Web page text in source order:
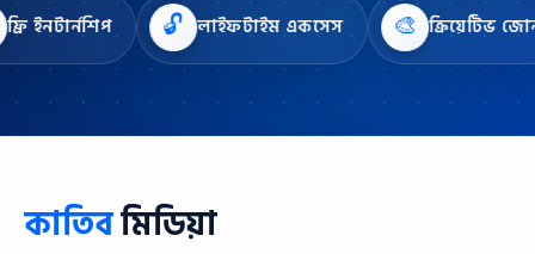
🔓 লাইফটাইম একসেস 🎨 ক্রিয়েটিভ জোন
কাতিবমিডিয়া